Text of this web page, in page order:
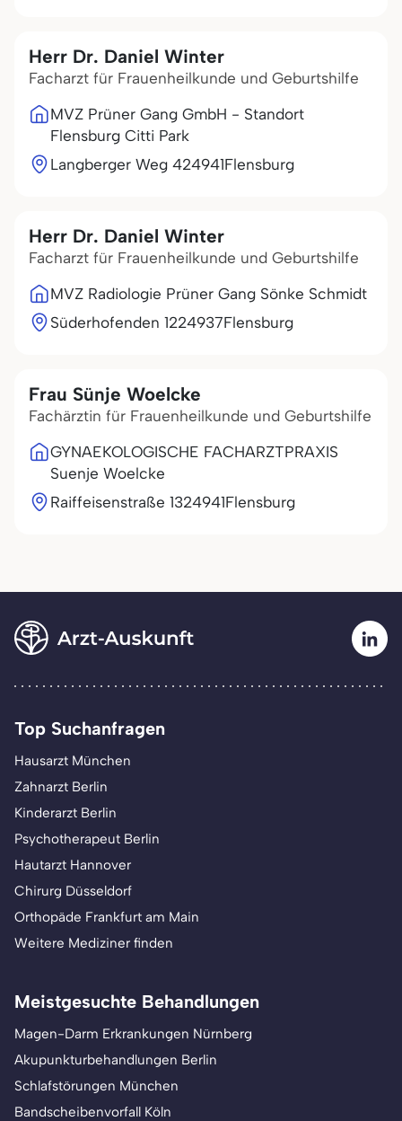
Herr Dr. Daniel Winter
Facharzt für Frauenheilkunde und Geburtshilfe
MVZ Prüner Gang GmbH - Standort
Flensburg Citti Park
Langberger Weg 424941Flensburg
Herr Dr. Daniel Winter
Facharzt für Frauenheilkunde und Geburtshilfe
MVZ Radiologie Prüner Gang Sönke Schmidt
Süderhofenden 1224937Flensburg
Frau Sünje Woelcke
Fachärztin für Frauenheilkunde und Geburtshilfe
GYNAEKOLOGISCHE FACHARZTPRAXIS
Suenje Woelcke
Raiffeisenstraße 1324941Flensburg
Top Suchanfragen
Hausarzt München
Zahnarzt Berlin
Kinderarzt Berlin
Psychotherapeut Berlin
Hautarzt Hannover
Chirurg Düsseldorf
Orthopäde Frankfurt am Main
Weitere Mediziner finden
Meistgesuchte Behandlungen
Magen-Darm Erkrankungen Nürnberg
Akupunkturbehandlungen Berlin
Schlafstörungen München
Bandscheibenvorfall Köln